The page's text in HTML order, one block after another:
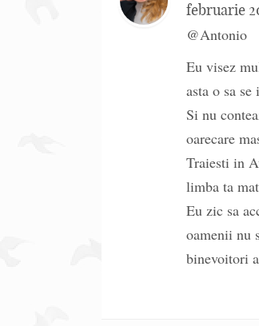
februarie
@Antonio
Eu visez
asta o sa
Si nu
oarecare
Traiesti in
limba ta
Eu zic sa
oamenii nu
binevoitori